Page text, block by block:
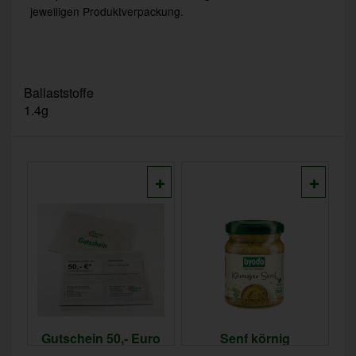
jeweiligen Produktverpackung.
Ballaststoffe
1.4g
Gutschein 50,- Euro
Senf körnig